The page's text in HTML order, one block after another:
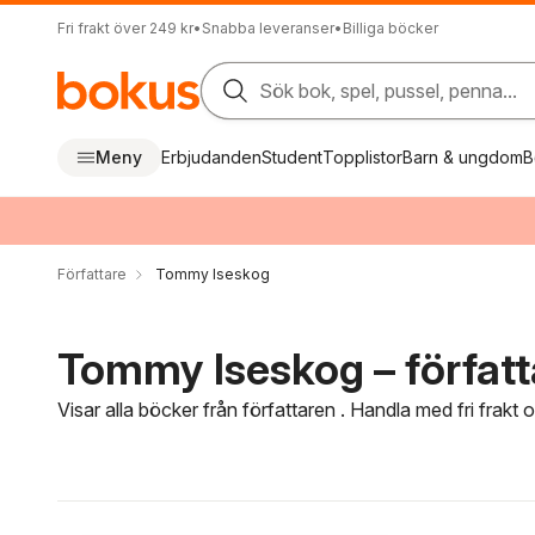
Fri frakt över 249 kr• Snabba leveranser• Billiga böcker
Sök bok, spel, pussel, penna...
Meny ErbjudandenStudentTopplistorBarn & ungdom
Författare Tommy Iseskog
Tommy Iseskog –
Visar alla böcker från författaren . Handla med fri frakt